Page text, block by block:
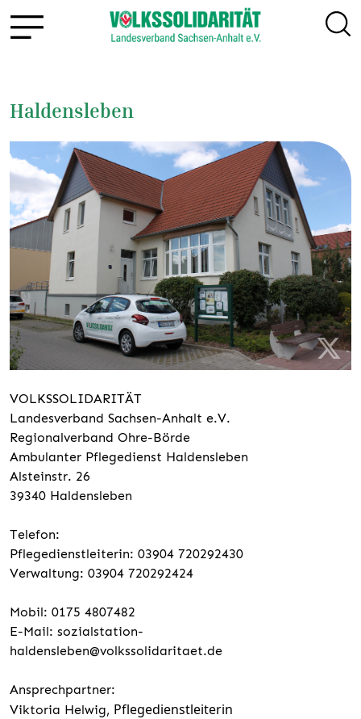
Haldensleben
VOLKSSOLIDARITÄT
Landesverband Sachsen-Anhalt e.V.
Regionalverband Ohre-Börde
Ambulanter Pflegedienst Haldensleben
Alsteinstr. 26
39340 Haldensleben
Telefon:
Pflegedienstleiterin: 03904 720292430
Verwaltung: 03904 720292424
Mobil: 0175 4807482
E-Mail: sozialstation-
haldensleben@volkssolidaritaet.de
Ansprechpartner:
Viktoria Helwig, Pflegedienstleiterin